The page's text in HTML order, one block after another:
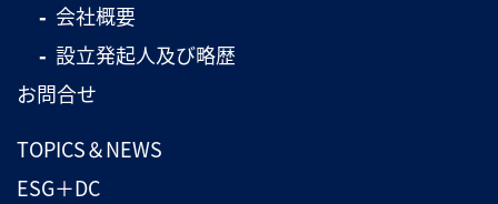
会社概要
設立発起人及び略歴
お問合せ
TOPICS＆NEWS
ESG＋DC